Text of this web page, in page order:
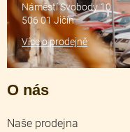
O nás
Naše prodejna
Náměstí Svobody 10
506 01 Jičín
Více o prodejně